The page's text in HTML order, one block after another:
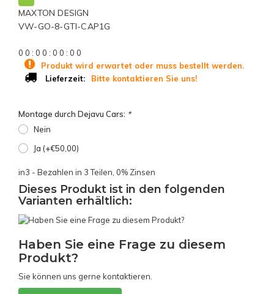
MAXTON DESIGN
VW-GO-8-GTI-CAP1G
0 0 : 0 0 : 0 0 : 0 0
Produkt wird erwartet oder muss bestellt werden.
Lieferzeit:
Bitte kontaktieren Sie uns!
Montage durch Dejavu Cars: *
Nein
Ja (+€50,00)
in3 - Bezahlen in 3 Teilen, 0% Zinsen
Dieses Produkt ist in den folgenden
Varianten erhältlich:
Haben Sie eine Frage zu diesem
Produkt?
Sie können uns gerne kontaktieren.